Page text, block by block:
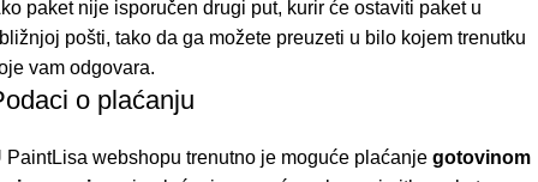
paket nije isporučen drugi put, kurir će ostaviti paket u
pošti, tako da ga možete preuzeti u bilo kojem trenutku
vam odgovara.
o plaćanju
PaintLisa webshopu trenutno je moguće plaćanje gotovinom